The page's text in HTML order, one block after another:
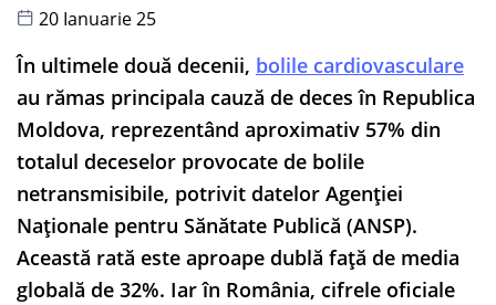
20 Ianuarie 25
În ultimele două decenii, bolile cardiovasculare
au rămas principala cauză de deces în Republica
Moldova, reprezentând aproximativ 57% din
totalul deceselor provocate de bolile
netransmisibile, potrivit datelor Agenției
Naționale pentru Sănătate Publică (ANSP).
Această rată este aproape dublă față de media
globală de 32%. Iar în România, cifrele oficiale